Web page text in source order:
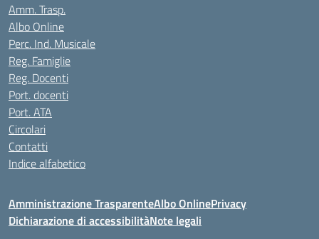
Amm. Trasp.
Albo Online
Perc. Ind. Musicale
Reg. Famiglie
Reg. Docenti
Port. docenti
Port. ATA
Circolari
Contatti
Indice alfabetico
Amministrazione TrasparenteAlbo OnlinePrivacy
Dichiarazione di accessibilitàNote legali